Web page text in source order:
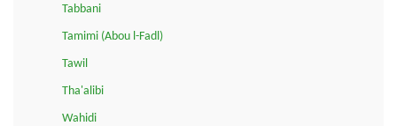
Tabbani
Tamimi (Abou l-Fadl)
Tawil
Tha'alibi
Wahidi